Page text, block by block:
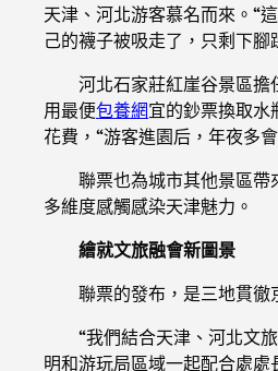
天津、河北游客慕名而來。“
己的襪子被吸走了，只剩下
河北石家莊紅崖谷景區擔
用最便包養網宜的鈔票換取水
花費，“游客進園后，年夜多
聯票也為城市其他景區帶
多維度感觸感染天津魅力。
繪就文旅融會新圖景
聯票的發布，是三地貫徹
“我們結合天津、河北文
明和游玩局區域一起配合處